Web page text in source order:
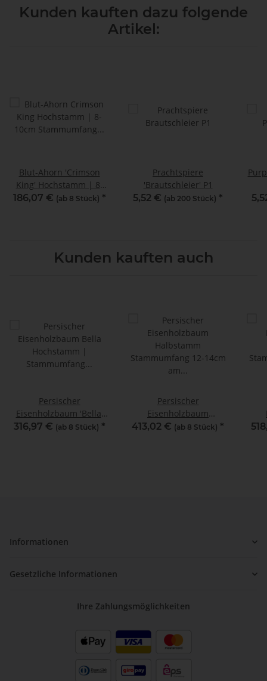
Kunden kauften dazu folgende
Artikel:
Blut-Ahorn 'Crimson
King' Hochstamm | 8-
10cm Stammumfang am
186,07 € (ab 8 Stück) *
Prachtspiere
'Brautschleier' P1
5,52 € (ab 200 Stück) *
Kunden kauften auch
Persischer
Eisenholzbaum 'Bella'
Hochstamm |
316,97 € (ab 8 Stück) *
Persischer
Eisenholzbaum
Halbstamm
413,02 € (ab 8 Stück) *
Informationen
Gesetzliche Informationen
Ihre Zahlungsmöglichkeiten